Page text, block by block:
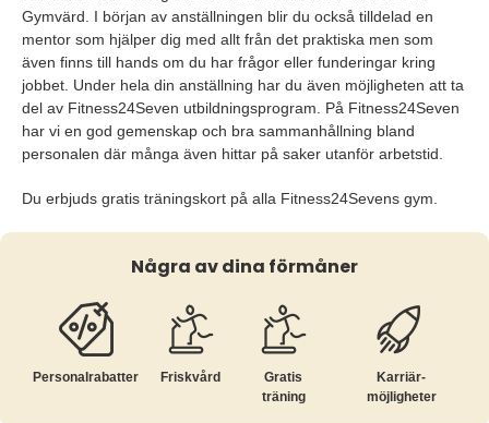
Gymvärd. I början av anställningen blir du också tilldelad en
mentor som hjälper dig med allt från det praktiska men som
även finns till hands om du har frågor eller funderingar kring
jobbet. Under hela din anställning har du även möjligheten att ta
del av Fitness24Seven utbildningsprogram. På Fitness24Seven
har vi en god gemenskap och bra sammanhållning bland
personalen där många även hittar på saker utanför arbetstid.
Du erbjuds gratis träningskort på alla Fitness24Sevens gym.
Några av dina förmåner
Personalrabatter Friskvård
Gratis
träning
Karriär­
möjligheter